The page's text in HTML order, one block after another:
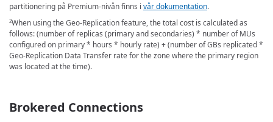
partitionering på Premium-nivån finns i vår dokumentation.
2When using the Geo-Replication feature, the total cost is calculated as
follows: (number of replicas (primary and secondaries) * number of MUs
configured on primary * hours * hourly rate) + (number of GBs replicated *
Geo-Replication Data Transfer rate for the zone where the primary region
was located at the time).
Brokered Connections